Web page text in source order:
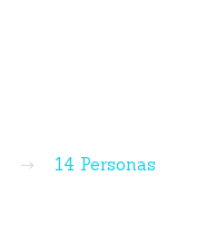
14 Personas